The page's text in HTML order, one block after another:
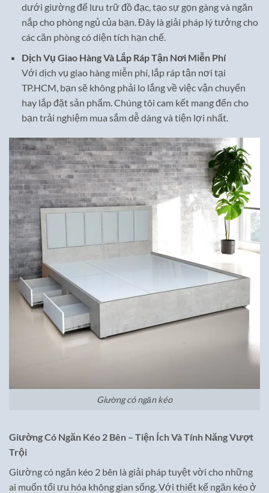
dưới giường để lưu trữ đồ đạc, tạo sự gọn gàng và ngăn
nắp cho phòng ngủ của bạn. Đây là giải pháp lý tưởng cho
các căn phòng có diện tích hạn chế.
Dịch Vụ Giao Hàng Và Lắp Ráp Tận Nơi Miễn Phí
Với dịch vụ giao hàng miễn phí, lắp ráp tận nơi tại
TP.HCM, bạn sẽ không phải lo lắng về việc vận chuyển
hay lắp đặt sản phẩm. Chúng tôi cam kết mang đến cho
bạn trải nghiệm mua sắm dễ dàng và tiện lợi nhất.
Giường có ngăn kéo
Giường Có Ngăn Kéo 2 Bên – Tiện Ích Và Tính Năng Vượt
Trội
Giường có ngăn kéo 2 bên là giải pháp tuyệt vời cho những
ai muốn tối ưu hóa không gian sống. Với thiết kế ngăn kéo ở